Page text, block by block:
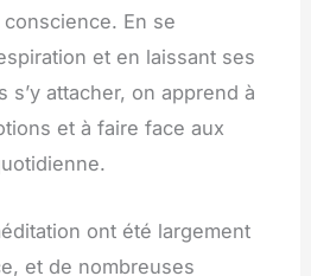
En se
et en laissant ses
s’y attacher, on apprend à
et à faire face aux
ont été largement
et de nombreuses